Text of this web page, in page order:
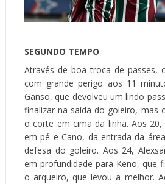
SEGUNDO TEMPO
Através de boa troca de passes,
com grande perigo aos 11
Ganso, que devolveu um lindo
finalizar na saída do goleiro, mas
o corte em cima da linha. Aos
em pé e Cano, da entrada da
defesa do goleiro. Aos 24,
em profundidade para Keno, que
o arqueiro, que levou a melhor.